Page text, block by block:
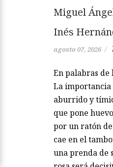
Miguel
Inés
agosto 07, 2026 /
En palabras
La importancia
aburrido y
que pone
por un ratón
cae en el
una prenda de